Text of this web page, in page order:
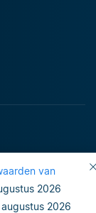
van
2026
2026